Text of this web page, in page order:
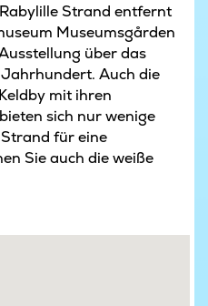
Strand entfernt
Museumsgården
über das
Auch die
mit ihren
sich nur wenige
für eine
Sie auch die weiße